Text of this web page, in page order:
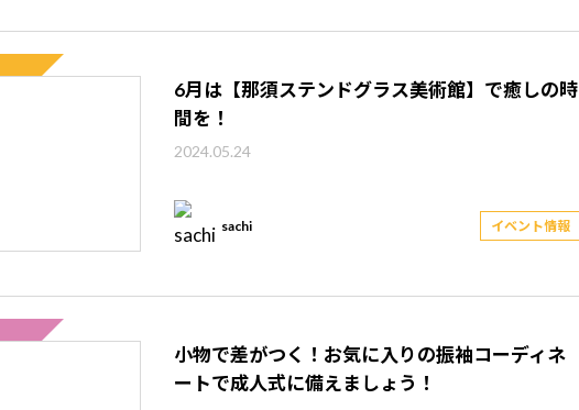
6月は【那須ステンドグラス美術館】で癒しの時
間を！
2024.05.24
sachi イベント情報
小物で差がつく！お気に入りの振袖コーディネ
ートで成人式に備えましょう！